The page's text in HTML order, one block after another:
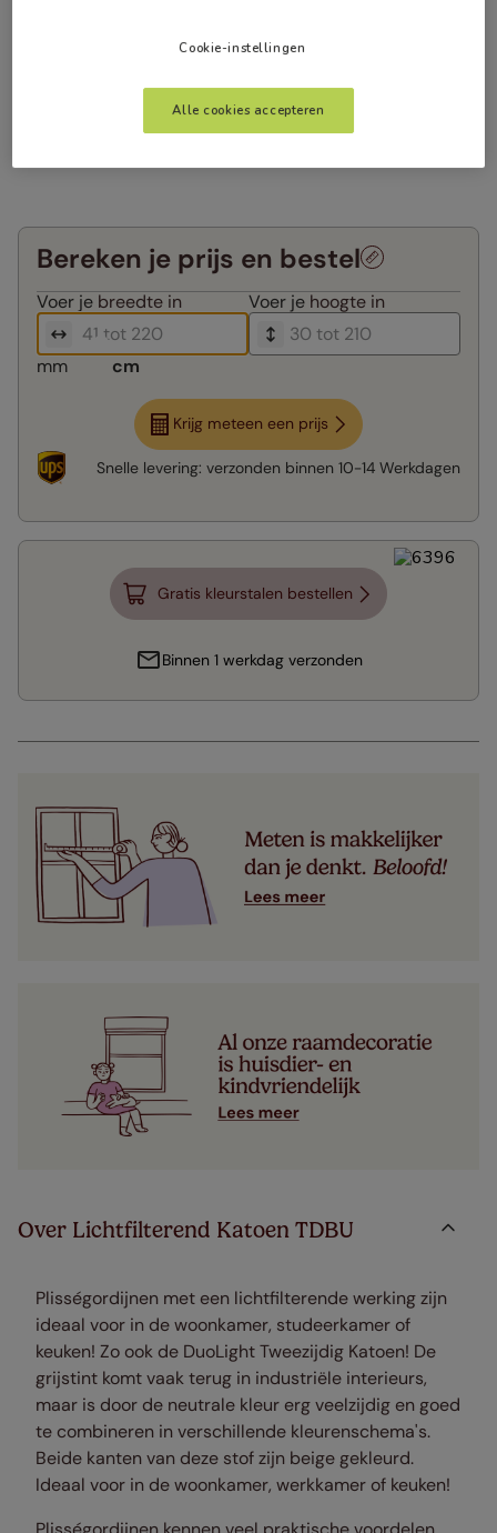
Bereken je prijs en bestel
Voer je breedte in Voer je hoogte in
mm cm
Krijg meteen een prijs
Snelle levering: verzonden binnen 10-14 Werkdagen
Gratis kleurstalen bestellen
Binnen 1 werkdag verzonden
Over Lichtfilterend Katoen TDBU
Plisségordijnen met een lichtfilterende werking zijn
ideaal voor in de woonkamer, studeerkamer of
keuken! Zo ook de DuoLight Tweezijdig Katoen! De
grijstint komt vaak terug in industriële interieurs,
maar is door de neutrale kleur erg veelzijdig en goed
te combineren in verschillende kleurenschema's.
Beide kanten van deze stof zijn beige gekleurd.
Ideaal voor in de woonkamer, werkkamer of keuken!
Cookie-instellingen
Alle cookies accepteren